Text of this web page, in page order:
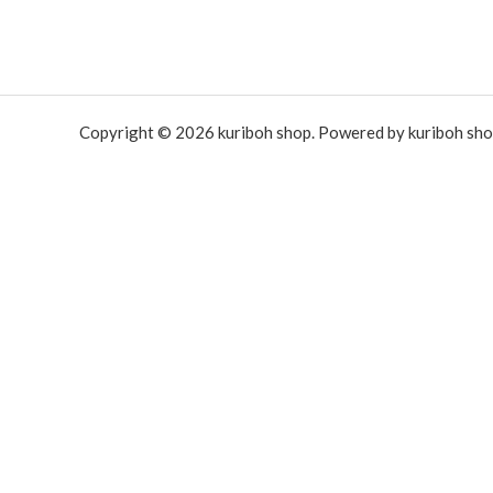
Copyright © 2026 kuriboh shop. Powered by kuriboh